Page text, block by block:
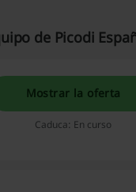
de Picodi
Mostrar la oferta
Caduca: En curso